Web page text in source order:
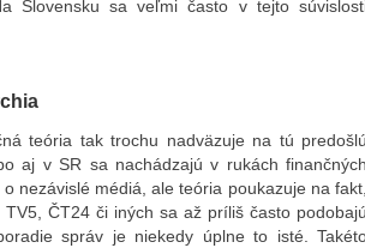
Slovensku sa veľmi často v tejto
teória tak trochu nadväzuje na tú predošlú
aj v SR sa nachádzajú v rukách finančných
nezávislé médiá, ale teória poukazuje na fakt,
ČT24 či iných sa až príliš často podobajú
správ je niekedy úplne to isté.